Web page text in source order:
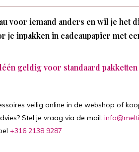
voor iemand anders en wil je het
je inpakken in cadeaupapier met
geldig voor standaard
veilig online in de webshop of
Stel je vraag via de mail:
+316 2138 9287